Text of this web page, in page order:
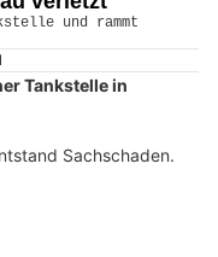
Tankstelle in
Sachschaden.